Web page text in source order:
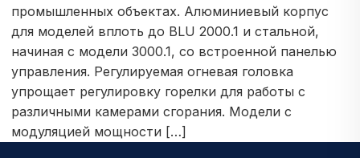
промышленных объектах. Алюминиевый корпус
для моделей вплоть до BLU 2000.1 и стальной,
начиная с модели 3000.1, со встроенной панелью
управления. Регулируемая огневая головка
упрощает регулировку горелки для работы с
различными камерами сгорания. Модели с
модуляцией мощности […]